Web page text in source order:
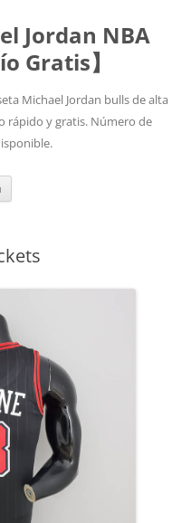
Jordan NBA
Gratis】
Michael Jordan bulls de alta
rápido y gratis. Número de